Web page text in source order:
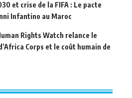
et crise de la FIFA : Le pacte
Infantino au Maroc
Rights Watch relance le
Corps et le coût humain de